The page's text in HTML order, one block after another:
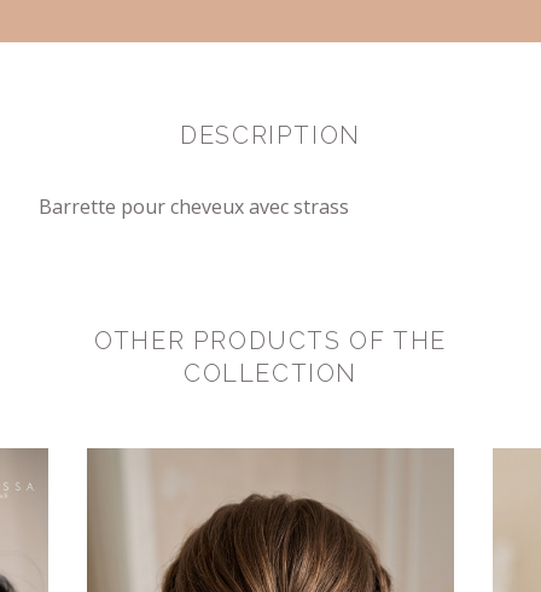
DESCRIPTION
Barrette pour cheveux avec strass
OTHER PRODUCTS OF THE
COLLECTION